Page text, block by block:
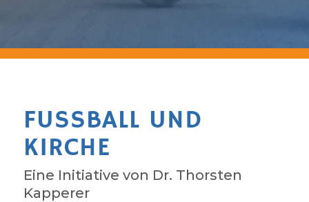
FUSSBALL UND K
IRCHE
Eine Initiative von Dr. Thorsten
Kapperer